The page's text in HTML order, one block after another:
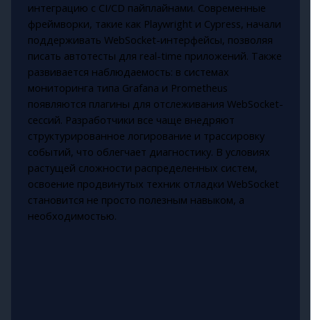
интеграцию с CI/CD пайплайнами. Современные
фреймворки, такие как Playwright и Cypress, начали
поддерживать WebSocket-интерфейсы, позволяя
писать автотесты для real-time приложений. Также
развивается наблюдаемость: в системах
мониторинга типа Grafana и Prometheus
появляются плагины для отслеживания WebSocket-
сессий. Разработчики все чаще внедряют
структурированное логирование и трассировку
событий, что облегчает диагностику. В условиях
растущей сложности распределенных систем,
освоение продвинутых техник отладки WebSocket
становится не просто полезным навыком, а
необходимостью.